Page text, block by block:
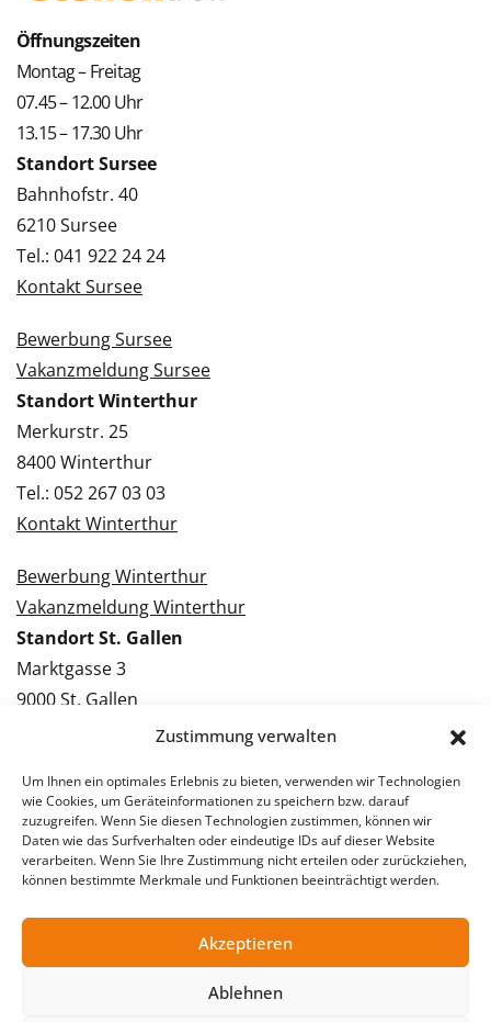
Zustimmung verwalten
Um Ihnen ein optimales Erlebnis zu bieten, verwenden wir Technologien
wie Cookies, um Geräteinformationen zu speichern bzw. darauf
zuzugreifen. Wenn Sie diesen Technologien zustimmen, können wir
Daten wie das Surfverhalten oder eindeutige IDs auf dieser Website
verarbeiten. Wenn Sie Ihre Zustimmung nicht erteilen oder zurückziehen,
können bestimmte Merkmale und Funktionen beeinträchtigt werden.
Akzeptieren
Ablehnen
Öffnungszeiten
Montag – Freitag
07.45 – 12.00 Uhr
13.15 – 17.30 Uhr
Standort Sursee
Bahnhofstr. 40
6210 Sursee
Tel.: 041 922 24 24
Kontakt Sursee
Bewerbung Sursee
Vakanzmeldung Sursee
Standort Winterthur
Merkurstr. 25
8400 Winterthur
Tel.: 052 267 03 03
Kontakt Winterthur
Bewerbung Winterthur
Vakanzmeldung Winterthur
Standort St. Gallen
Marktgasse 3
9000 St. Gallen
Tel.: 071 228 09 09
Bewerbung St. Gallen
Vakanzmeldung St. Gallen
© 2026 Stellentreff AG